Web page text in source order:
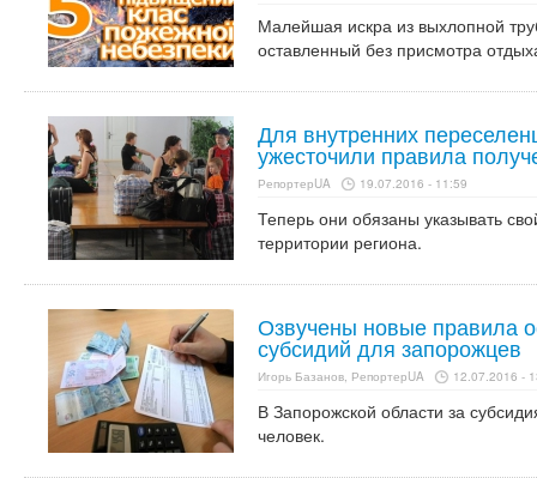
Малейшая искра из выхлопной
оставленный без присмотра
Для внутренних
ужесточили правила
РепортерUA 19.07.2016 - 11:59
Теперь они обязаны указывать
территории региона.
Озвучены новые правила
субсидий для запорожцев
Игорь Базанов, РепортерUA 12.07.2016 -
В Запорожской области за
человек.